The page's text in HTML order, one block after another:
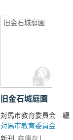
旧金石城庭園
旧金石城庭園
対馬市教育委員会 編
対馬市教育委員会